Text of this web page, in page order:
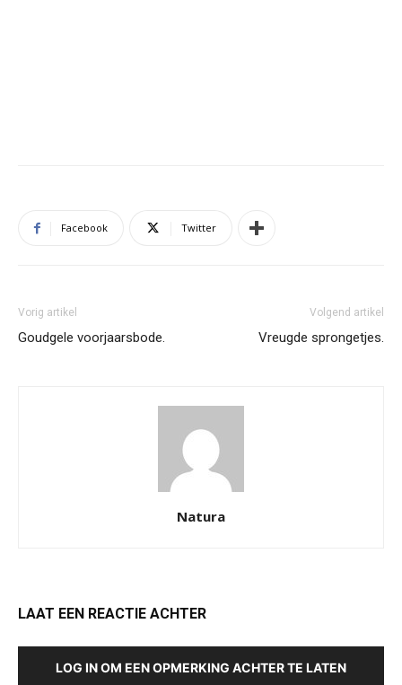
Facebook Twitter
Vorig artikel
Goudgele voorjaarsbode.
Volgend artikel
Vreugde sprongetjes.
Natura
LAAT EEN REACTIE ACHTER
LOG IN OM EEN OPMERKING ACHTER TE LATEN